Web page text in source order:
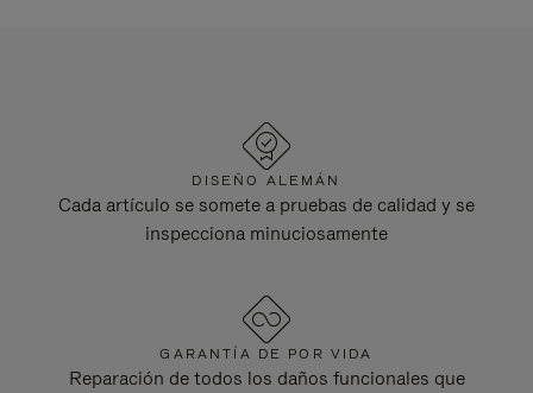
DISEÑO ALEMÁN
Cada artículo se somete a pruebas de calidad y se
inspecciona minuciosamente
GARANTÍA DE POR VIDA
Reparación de todos los daños funcionales que